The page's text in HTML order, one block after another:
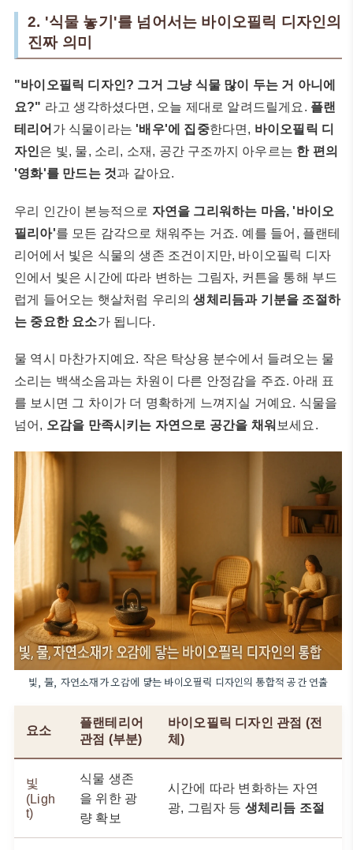
2. '식물 놓기'를 넘어서는 바이오필릭 디자인의
진짜 의미
"바이오필릭 디자인? 그거 그냥 식물 많이 두는 거 아니에
요?" 라고 생각하셨다면, 오늘 제대로 알려드릴게요. 플랜
테리어 가 식물이라는 '배우'에 집중한다면, 바이오필릭 디
자인은 빛, 물, 소리, 소재, 공간 구조까지 아우르는 한 편의
'영화'를 만드는 것과 같아요.
우리 인간이 본능적으로 자연을 그리워하는 마음, '바이오
필리아'를 모든 감각으로 채워주는 거죠. 예를 들어, 플랜테
리어에서 빛은 식물의 생존 조건이지만, 바이오필릭 디자
인에서 빛은 시간에 따라 변하는 그림자, 커튼을 통해 부드
럽게 들어오는 햇살처럼 우리의생체리듬과 기분을 조절하
는 중요한 요소가 됩니다.
물 역시 마찬가지예요. 작은 탁상용 분수에서 들려오는 물
소리는 백색소음과는 차원이 다른 안정감을 주죠. 아래 표
를 보시면 그 차이가 더 명확하게 느껴지실 거예요. 식물을
넘어, 오감을 만족시키는 자연으로 공간을 채워 보세요.
빛, 물, 자연소재가 오감에 닿는 바이오필릭 디자인의 통합적 공간 연출
요소
플랜테리어
관점 (부분)
바이오필릭 디자인 관점 (전
체)
빛
(Ligh
t)
식물 생존
을 위한 광
량 확보
시간에 따라 변화하는 자연
광, 그림자 등 생체리듬 조절